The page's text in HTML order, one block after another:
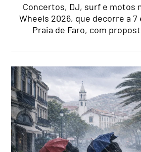
Concertos, DJ, surf e motos
Wheels 2026, que decorre a 7
Praia de Faro, com